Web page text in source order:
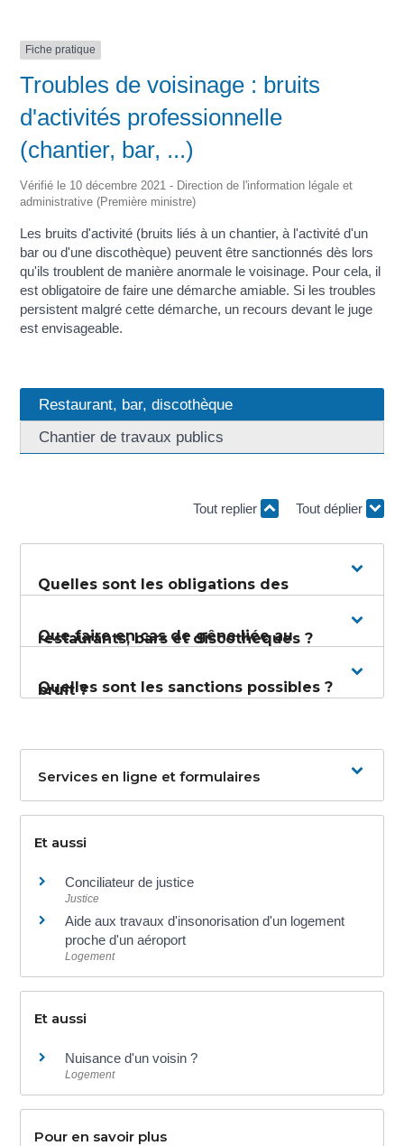
Fiche pratique
Troubles de voisinage : bruits
d'activités professionnelle
(chantier, bar, ...)
Vérifié le 10 décembre 2021 - Direction de l'information légale et
administrative (Première ministre)
Les bruits d'activité (bruits liés à un chantier, à l'activité d'un
bar ou d'une discothèque) peuvent être sanctionnés dès lors
qu'ils troublent de manière anormale le voisinage. Pour cela, il
est obligatoire de faire une démarche amiable. Si les troubles
persistent malgré cette démarche, un recours devant le juge
est envisageable.
Restaurant, bar, discothèque
Chantier de travaux publics
Tout replier Tout déplier
Quelles sont les obligations des
restaurants, bars et discothèques ?
Que faire en cas de gêne liée au
bruit ?
Quelles sont les sanctions possibles ?
Services en ligne et formulaires
Et aussi
Conciliateur de justice
Justice
Aide aux travaux d'insonorisation d'un logement
proche d'un aéroport
Logement
Et aussi
Nuisance d'un voisin ?
Logement
Pour en savoir plus